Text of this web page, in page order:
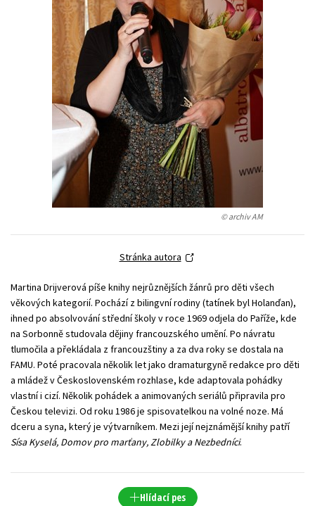
Young adult (SK)
Zahraniční literatura Zdraví a životní styl
Všechny tituly
© archiv AM
Stránka autora
Martina Drijverová píše knihy nejrůznějších žánrů pro děti všech
věkových kategorií. Pochází z bilingvní rodiny (tatínek byl Holanďan),
ihned po absolvování střední školy v roce 1969 odjela do Paříže, kde
na Sorbonně studovala dějiny francouzského umění. Po návratu
tlumočila a překládala z francouzštiny a za dva roky se dostala na
FAMU. Poté pracovala několik let jako dramaturgyně redakce pro děti
a mládež v Československém rozhlase, kde adaptovala pohádky
vlastní i cizí. Několik pohádek a animovaných seriálů připravila pro
Českou televizi. Od roku 1986 je spisovatelkou na volné noze. Má
dceru a syna, který je výtvarníkem. Mezi její nejznámější knihy patří
Sísa Kyselá, Domov pro marťany, Zlobilky a Nezbedníci.
Hlídací pes